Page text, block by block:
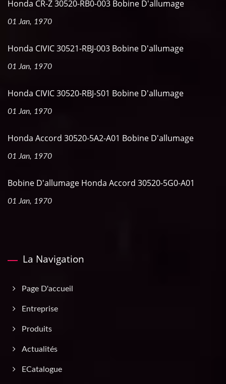
Honda CR-Z 30520-RB0-003 Bobine D'allumage
01 Jan, 1970
Honda CIVIC 30521-RBJ-003 Bobine D'allumage
01 Jan, 1970
Honda CIVIC 30520-RBJ-S01 Bobine D'allumage
01 Jan, 1970
Honda Accord 30520-5A2-A01 Bobine D'allumage
01 Jan, 1970
Bobine D'allumage Honda Accord 30520-5G0-A01
01 Jan, 1970
La Navigation
Page D'accueil
Entreprise
Produits
Actualités
ECatalogue